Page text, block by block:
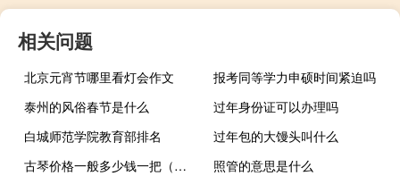
相关问题
北京元宵节哪里看灯会作文
报考同等学力申硕时间紧迫吗
泰州的风俗春节是什么
过年身份证可以办理吗
白城师范学院教育部排名
过年包的大馒头叫什么
古琴价格一般多少钱一把（古琴价格一般多少钱）
照管的意思是什么